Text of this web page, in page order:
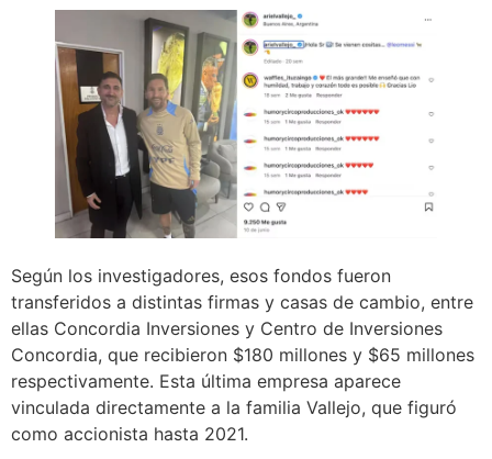
Según los investigadores, esos fondos fueron
transferidos a distintas firmas y casas de cambio, entre
ellas Concordia Inversiones y Centro de Inversiones
Concordia, que recibieron $180 millones y $65 millones
respectivamente. Esta última empresa aparece
vinculada directamente a la familia Vallejo, que figuró
como accionista hasta 2021.